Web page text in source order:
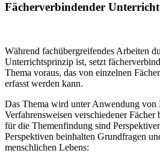
Fächerverbindender Unterricht
Während fachübergreifendes Arbeiten
Unterrichtsprinzip ist, setzt
Thema voraus, das von einzelnen
erfasst werden kann.
Das Thema wird unter Anwendung von
Verfahrensweisen verschiedener Fächer
für die Themenfindung sind
Perspektiven beinhalten Grundfragen
menschlichen Lebens: